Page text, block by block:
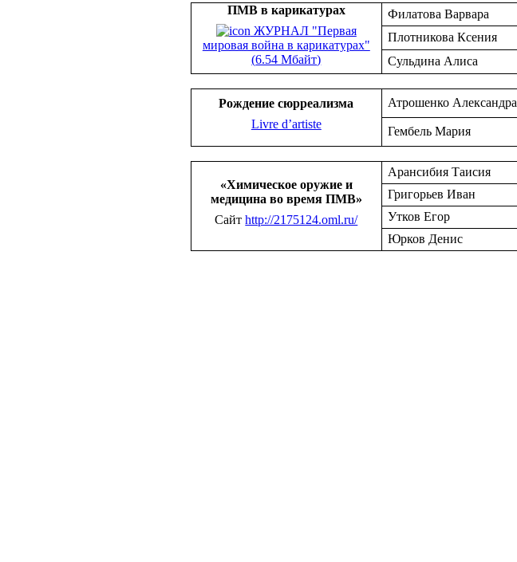
ПМВ в карикатурах
ЖУРНАЛ "Первая
мировая война в карикатурах"
(6.54 Мбайт)
Филатова Варвара
Плотникова Ксения
Сульдина Алиса
Рождение сюрреализма
Livre d’artiste
Атрошенко Александра
Гембель Мария
«Химическое оружие и
медицина во время ПМВ»
Сайтhttp://2175124.oml.ru/
Арансибия Таисия
Григорьев Иван
Утков Егор
Юрков Денис